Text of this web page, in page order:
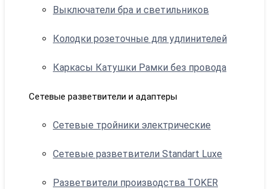
Выключатели бра и светильников
Колодки розеточные для удлинителей
Каркасы Катушки Рамки без провода
Сетевые разветвители и адаптеры
Сетевые тройники электрические
Сетевые разветвители Standart Luxe
Разветвители производства TOKER